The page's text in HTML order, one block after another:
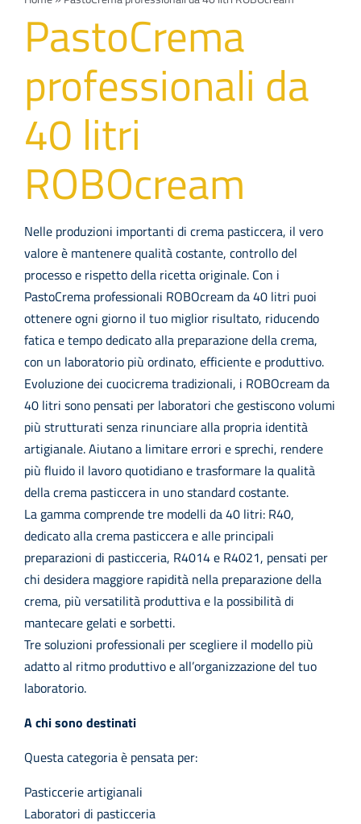
Contatti
EVENTI
FAQs
PastoCrema
professionali da
40 litri
ROBOcream
Nelle produzioni importanti di crema pasticcera, il vero
valore è mantenere qualità costante, controllo del
processo e rispetto della ricetta originale. Con i
PastoCrema professionali ROBOcream da 40 litri puoi
ottenere ogni giorno il tuo miglior risultato, riducendo
fatica e tempo dedicato alla preparazione della crema,
con un laboratorio più ordinato, efficiente e produttivo.
Evoluzione dei cuocicrema tradizionali, i ROBOcream da
40 litri sono pensati per laboratori che gestiscono volumi
più strutturati senza rinunciare alla propria identità
artigianale. Aiutano a limitare errori e sprechi, rendere
più fluido il lavoro quotidiano e trasformare la qualità
della crema pasticcera in uno standard costante.
La gamma comprende tre modelli da 40 litri: R40,
dedicato alla crema pasticcera e alle principali
preparazioni di pasticceria, R4014 e R4021, pensati per
chi desidera maggiore rapidità nella preparazione della
crema, più versatilità produttiva e la possibilità di
mantecare gelati e sorbetti.
Tre soluzioni professionali per scegliere il modello più
adatto al ritmo produttivo e all’organizzazione del tuo
laboratorio.
A chi sono destinati
Questa categoria è pensata per:
Pasticcerie artigianali
Laboratori di pasticceria